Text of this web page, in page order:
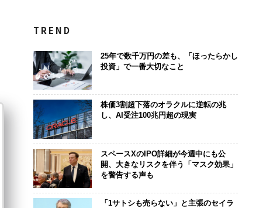
TREND
25年で数千万円の差も、「ほったらかし
投資」で一番大切なこと
株価3割超下落のオラクルに逆転の兆
し、AI受注100兆円超の現実
スペースXのIPO詳細が今週中にも公
開、大きなリスクを伴う「マスク効果」
を警告する声も
「1サトシも売らない」と主張のセイラ